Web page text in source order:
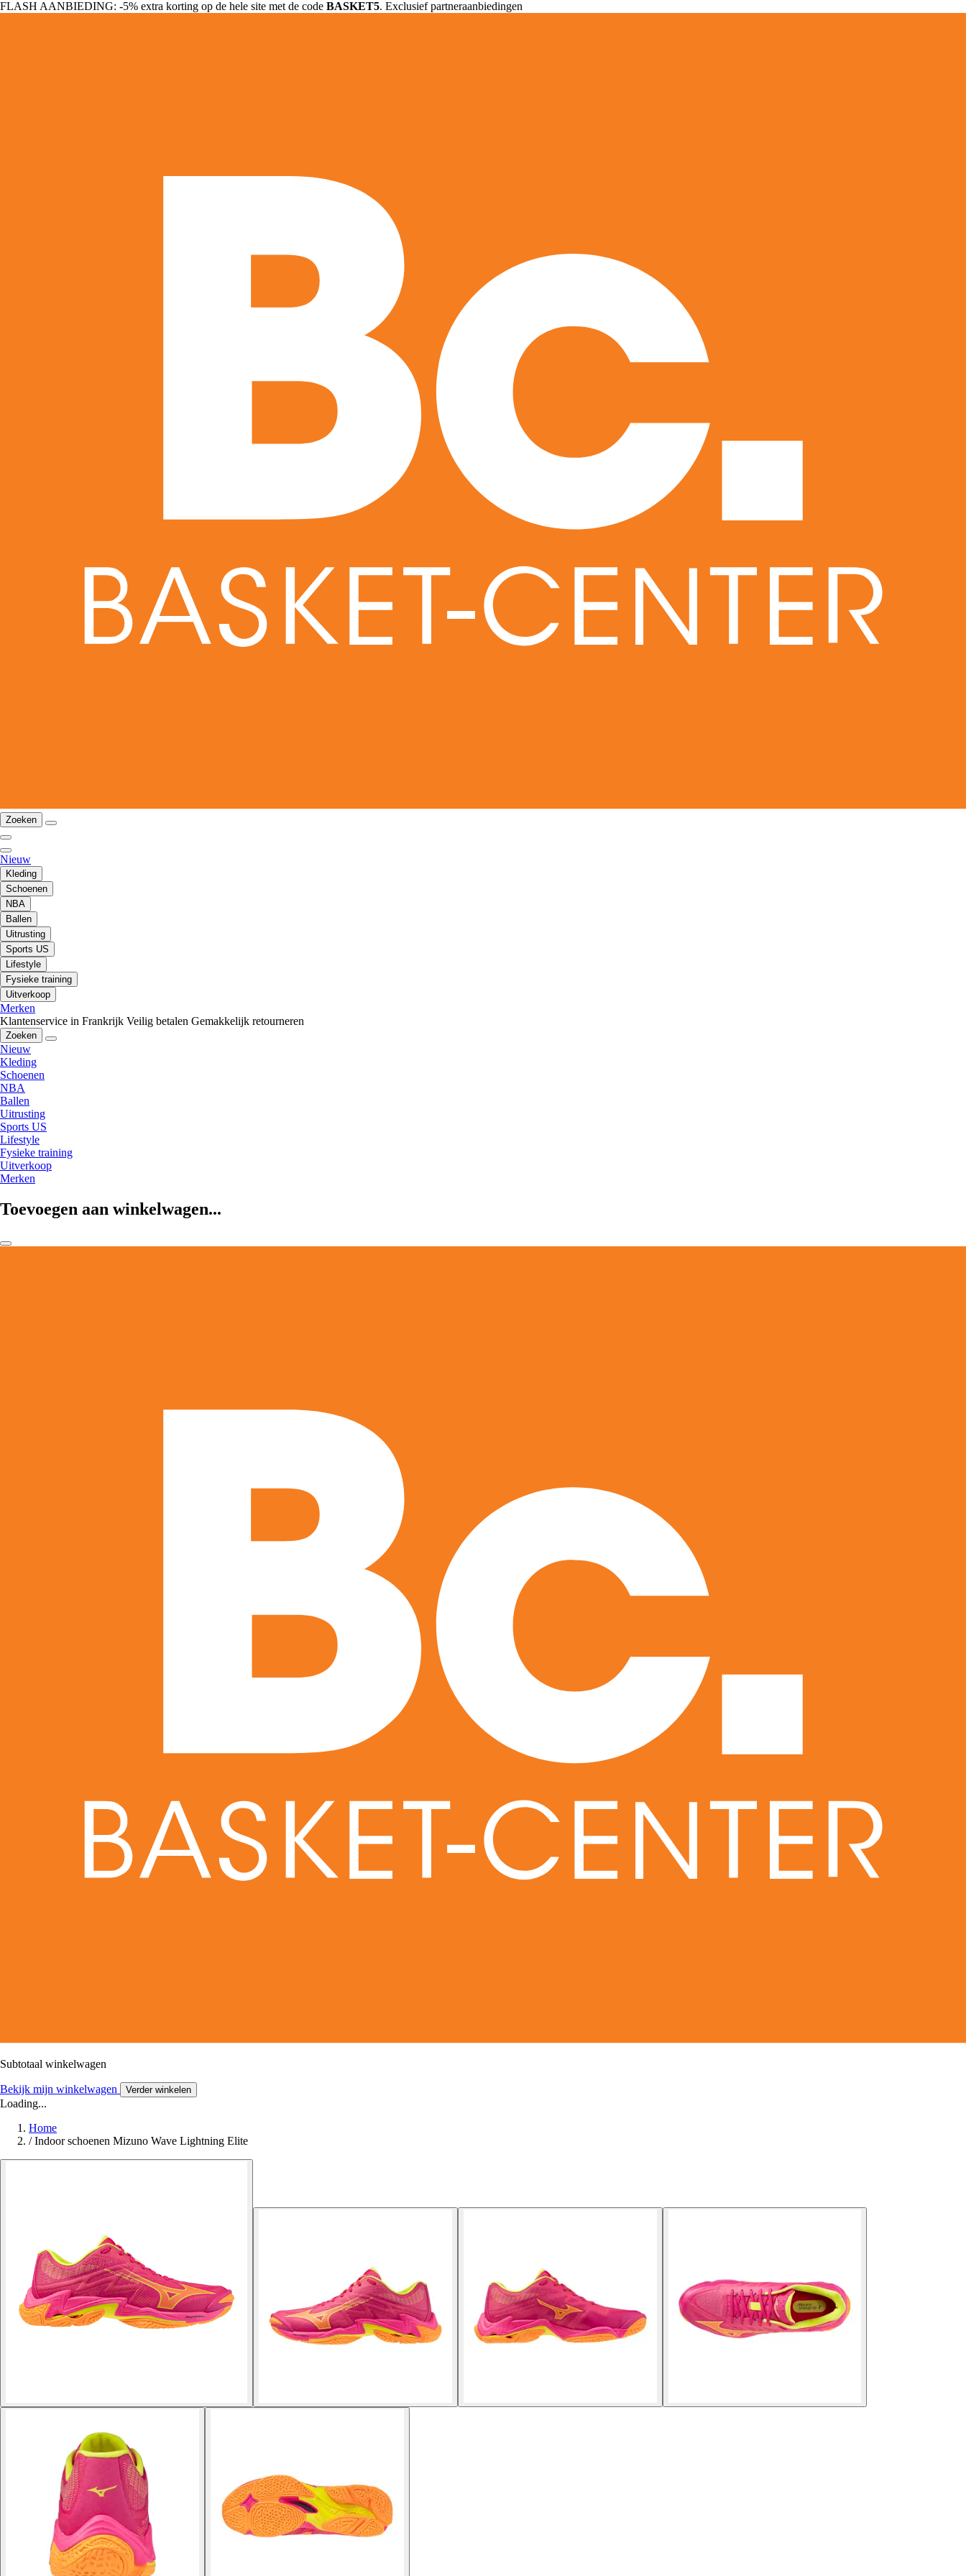
FLASH AANBIEDING: -5% extra korting op de hele site met de code BASKET5. Exclusief partneraanbiedingen
Zoeken
Nieuw
Kleding
Schoenen
NBA
Ballen
Uitrusting
Sports US
Lifestyle
Fysieke training
Uitverkoop
Merken
Klantenservice in Frankrijk Veilig betalen Gemakkelijk retourneren
Zoeken
Nieuw
Kleding
Schoenen
NBA
Ballen
Uitrusting
Sports US
Lifestyle
Fysieke training
Uitverkoop
Merken
Toevoegen aan winkelwagen...
Subtotaal winkelwagen
Bekijk mijn winkelwagen Verder winkelen
Loading...
Home
/ Indoor schoenen Mizuno Wave Lightning Elite